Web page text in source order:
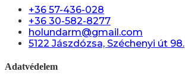
+36 57-436-028
+36 30-582-8277
holundarm@gmail.com
5122 Jászdózsa, Széchenyi út 98.
Adatvédelem